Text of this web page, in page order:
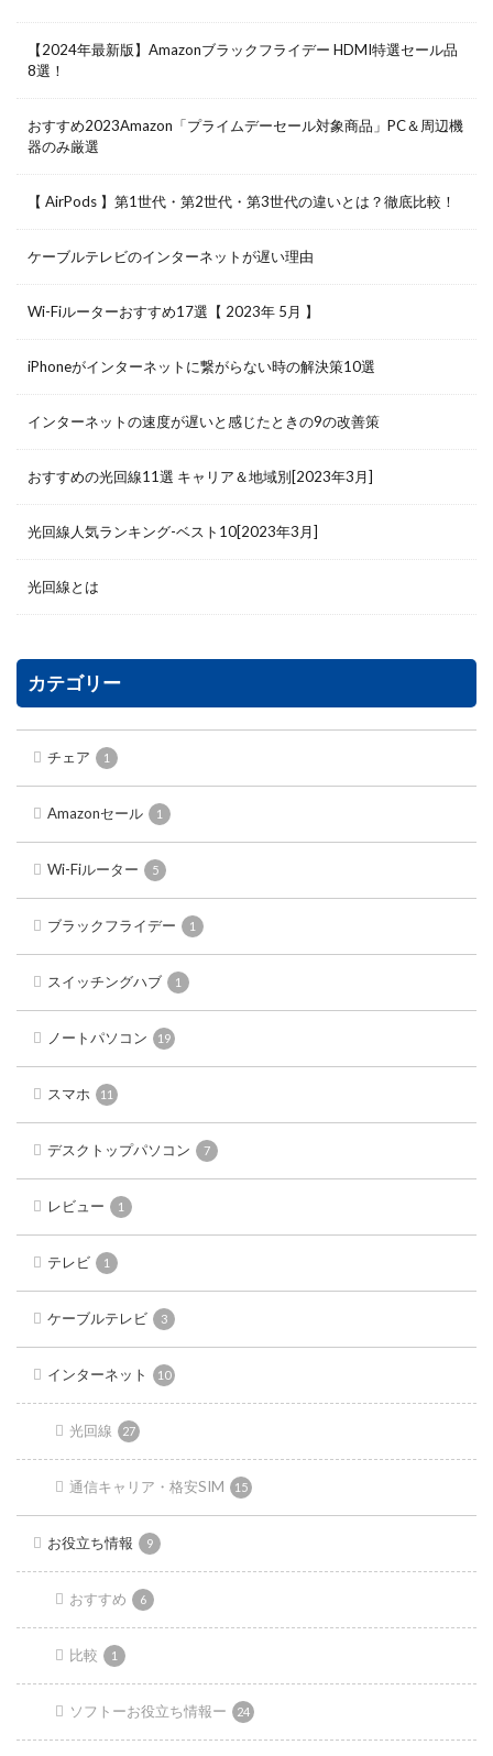
【2024年最新版】Amazonブラックフライデー HDMI特選セール品
8選！
おすすめ2023Amazon「プライムデーセール対象商品」PC＆周辺機
器のみ厳選
【 AirPods 】第1世代・第2世代・第3世代の違いとは？徹底比較！
ケーブルテレビのインターネットが遅い理由
Wi-Fiルーターおすすめ17選【 2023年 5月 】
iPhoneがインターネットに繋がらない時の解決策10選
インターネットの速度が遅いと感じたときの9の改善策
おすすめの光回線11選 キャリア＆地域別[2023年3月]
光回線人気ランキング-ベスト10[2023年3月]
光回線とは
カテゴリー
チェア 1
Amazonセール 1
Wi-Fiルーター 5
ブラックフライデー 1
スイッチングハブ 1
ノートパソコン 19
スマホ 11
デスクトップパソコン 7
レビュー 1
テレビ 1
ケーブルテレビ 3
インターネット 10
光回線 27
通信キャリア・格安SIM 15
お役立ち情報 9
おすすめ 6
比較 1
ソフトーお役立ち情報ー 24